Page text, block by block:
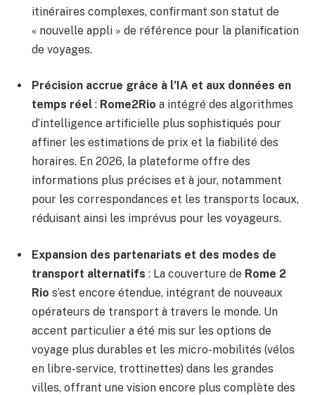
itinéraires complexes, confirmant son statut de
« nouvelle appli » de référence pour la planification
de voyages.
Précision accrue grâce à l’IA et aux données en
temps réel : Rome2Rio a intégré des algorithmes
d’intelligence artificielle plus sophistiqués pour
affiner les estimations de prix et la fiabilité des
horaires. En 2026, la plateforme offre des
informations plus précises et à jour, notamment
pour les correspondances et les transports locaux,
réduisant ainsi les imprévus pour les voyageurs.
Expansion des partenariats et des modes de
transport alternatifs : La couverture de Rome 2
Rio s’est encore étendue, intégrant de nouveaux
opérateurs de transport à travers le monde. Un
accent particulier a été mis sur les options de
voyage plus durables et les micro-mobilités (vélos
en libre-service, trottinettes) dans les grandes
villes, offrant une vision encore plus complète des